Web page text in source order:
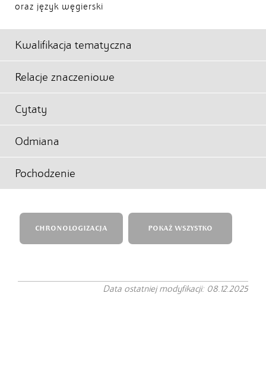
oraz język węgierski
Kwalifikacja tematyczna
Relacje znaczeniowe
Cytaty
Odmiana
Pochodzenie
CHRONOLOGIZACJA POKAŻ WSZYSTKO
Data ostatniej modyfikacji: 08.12.2025